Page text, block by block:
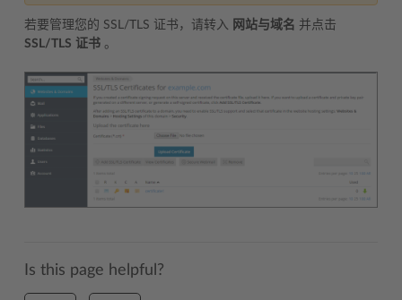
若要管理您的 SSL/TLS 证书，请转入 网站与域名 并点击
SSL/TLS 证书 。
Is this page helpful?